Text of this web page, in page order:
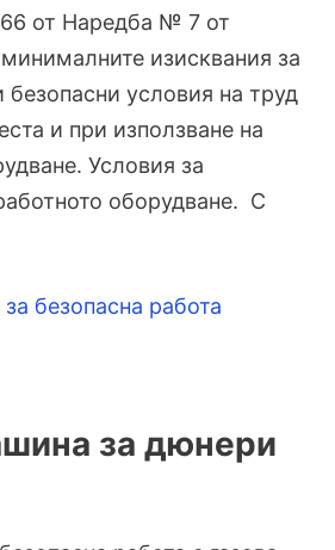
от Наредба № 7 от
изисквания за
безопасни условия на труд
и при използване на
Условия за
оборудване. С
безопасна работа
за дюнери